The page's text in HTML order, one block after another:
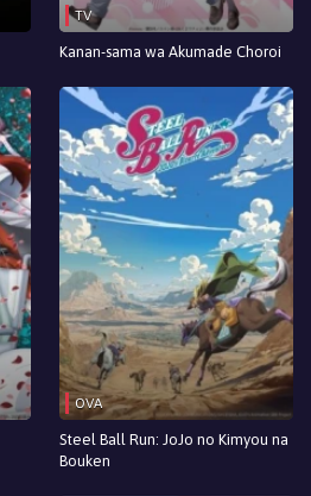
TV
Kanan-sama wa Akumade Choroi
OVA
Steel Ball Run: JoJo no Kimyou na
Bouken